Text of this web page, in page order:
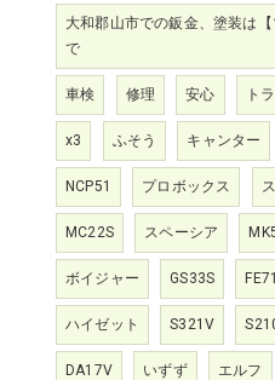
大和郡山市での鈑金、塗装は【
で
車検 修理 安心 ト
x3 ふそう キャンター
NCP51 プロボックス
MC22S スペーシア
ボイジャー GS33S
ハイゼット S321V
DA17V いずず エルフ